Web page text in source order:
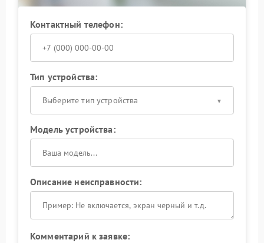
Контактный телефон:
Тип устройства:
Выберите тип устройства
Модель устройства:
Описание неисправности:
Комментарий к заявке: